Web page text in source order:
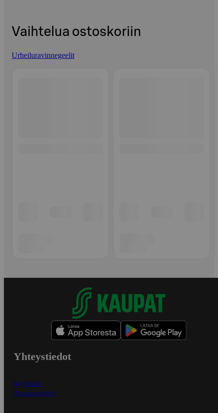
Vaihtelua ostoskoriin
Urheiluravinnegeelit
Yhteystiedot
Myymälät
Asiakaspalvelu